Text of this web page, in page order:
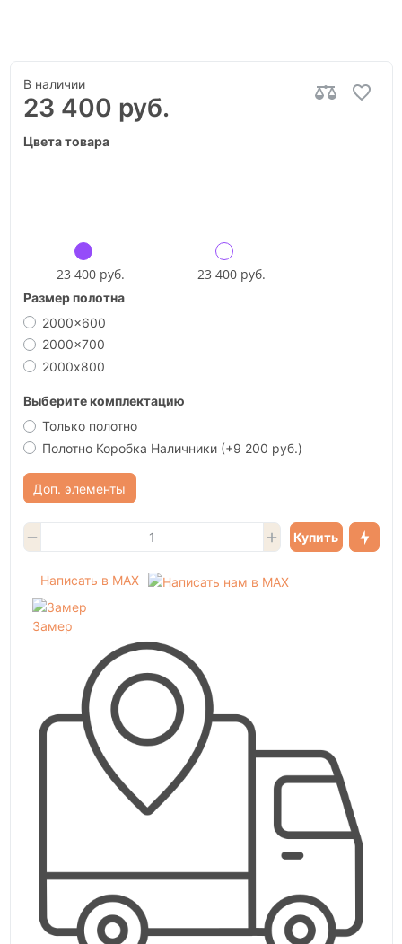
В наличии
23 400 руб.
Цвета товара
23 400 руб. 23 400 руб.
Размер полотна
2000x600
2000x700
2000х800
Выберите комплектацию
Только полотно
Полотно Коробка Наличники (+9 200 руб.)
Доп. элементы
Купить
Написать в MAX
Замер